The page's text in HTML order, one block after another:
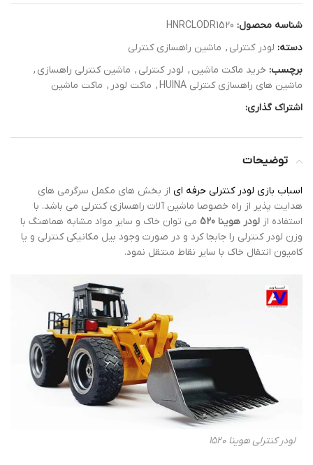
شناسه محصول: HNRCLODR1520
دسته: لودر کنترلی , ماشین راهسازی کنترلی
برچسب: خرید ماکت ماشین , لودر کنترلی , ماشین کنترلی راهسازی ,
ماشین های راهسازی کنترلی HUINA
, ماکت لودر , ماکت ماشین
اشتراک گذاری:
توضیحات
اسباب بازی لودر کنترلی حرفه ای از بخش های مکمل سرگرمی های
هدایت پذیر از راه خصوصا ماشین آلات راهسازی کنترلی می باشد. با
استفاده از لودر هوینا 520
می توان خاک و سایر مواد مشابه هماهنگ با
وزن لودر کنترلی را جابجا کرد و در صورت وجود بیل مکانیکی کنترلی و یا
کامیون انتقال خاک با سایر نقاط منتقل نمود.
لودر کنترلی هوینا 1520